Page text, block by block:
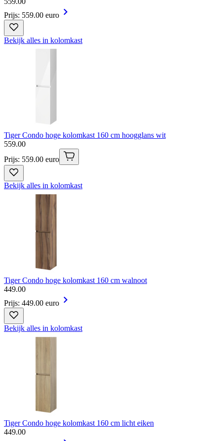
Prijs: 559.00 euro
Bekijk alles in kolomkast
Tiger Condo hoge kolomkast 160 cm hoogglans wit
559.00
Prijs: 559.00 euro
Bekijk alles in kolomkast
Tiger Condo hoge kolomkast 160 cm walnoot
449.00
Prijs: 449.00 euro
Bekijk alles in kolomkast
Tiger Condo hoge kolomkast 160 cm licht eiken
449.00